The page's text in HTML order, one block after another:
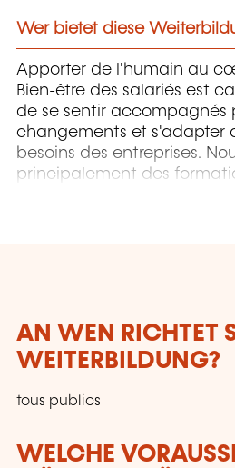
Wer bietet diese
Apporter de l'humain au
Bien-être des salariés est
de se sentir accompagnés
changements et s'adapter
besoins des entreprises.
principalement des
AN WEN RICHTET
WEITERBILDUNG?
tous publics
WELCHE